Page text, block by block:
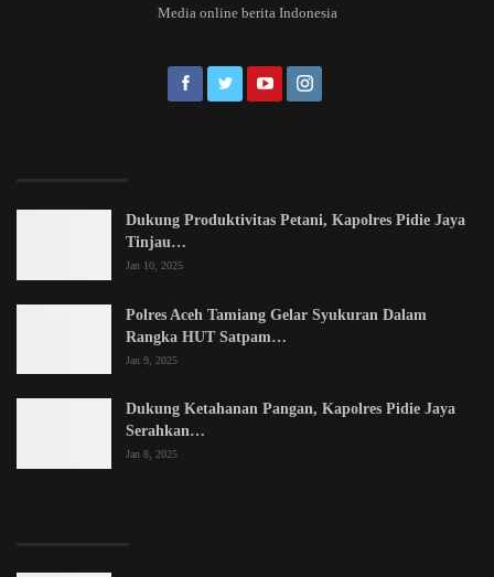
Media online berita Indonesia
Dukung Produktivitas Petani, Kapolres Pidie Jaya
Tinjau…
Jan 10, 2025
Polres Aceh Tamiang Gelar Syukuran Dalam
Rangka HUT Satpam…
Jan 9, 2025
Dukung Ketahanan Pangan, Kapolres Pidie Jaya
Serahkan…
Jan 8, 2025